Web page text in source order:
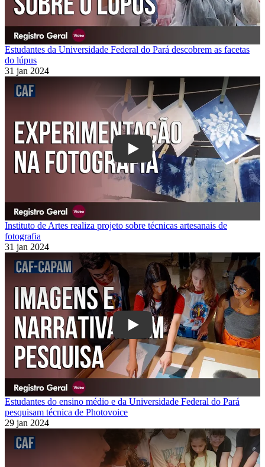
Estudantes da Universidade Federal do Pará descobrem as facetas
do lúpus
31 jan 2024
Play
Instituto de Artes realiza projeto sobre técnicas artesanais de
fotografia
31 jan 2024
Play
Estudantes do ensino médio e da Universidade Federal do Pará
pesquisam técnica de Photovoice
29 jan 2024